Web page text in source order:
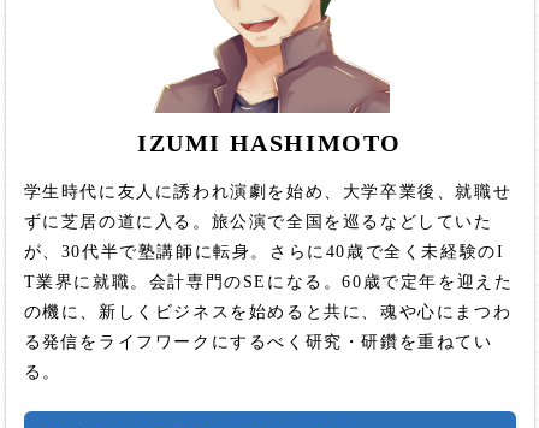
IZUMI HASHIMOTO
学生時代に友人に誘われ演劇を始め、大学卒業後、就職せ
ずに芝居の道に入る。旅公演で全国を巡るなどしていた
が、30代半で塾講師に転身。さらに40歳で全く未経験のI
T業界に就職。会計専門のSEになる。60歳で定年を迎えた
の機に、新しくビジネスを始めると共に、魂や心にまつわ
る発信をライフワークにするべく研究・研鑽を重ねてい
る。